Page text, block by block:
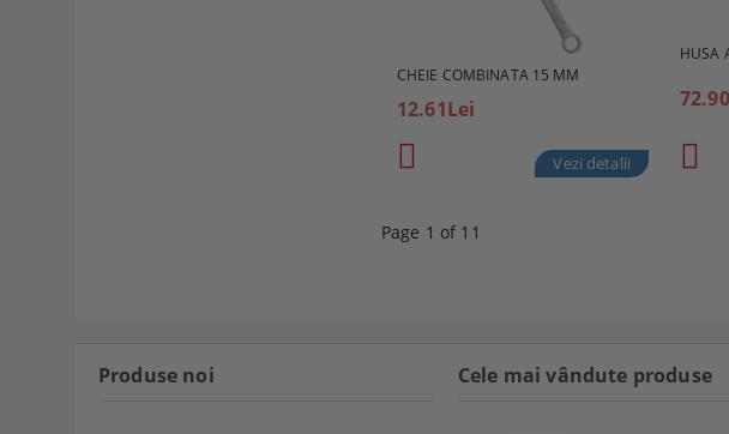
CHEIE COMBINATA 15 MM
12.61Lei
Vezi detalii
HUSA
Page 1 of 11
Produse noi Cele mai vândute produse